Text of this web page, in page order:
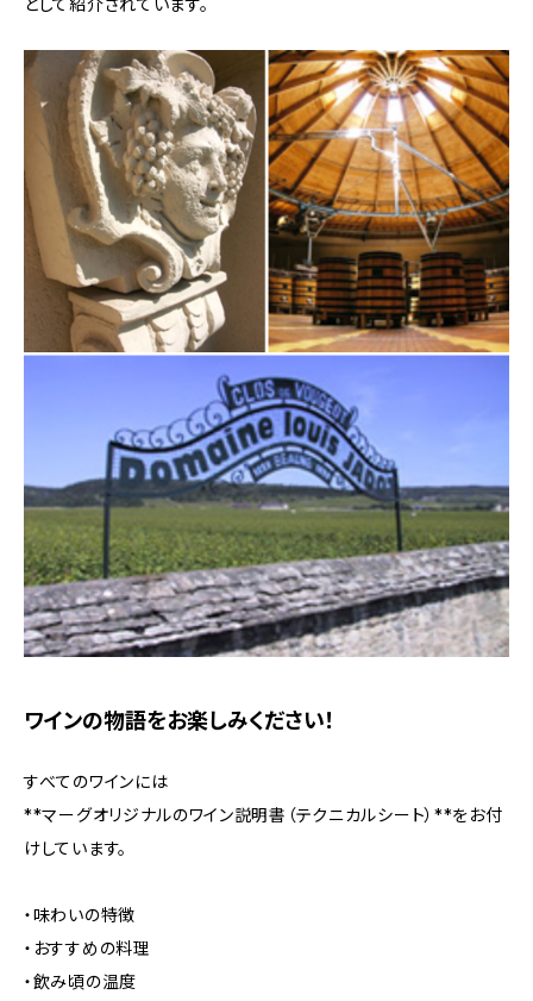
として紹介されています。
ワインの物語をお楽しみください！
すべてのワインには
**マーグオリジナルのワイン説明書（テクニカルシート）**をお付
けしています。
・味わいの特徴
・おすすめの料理
・飲み頃の温度